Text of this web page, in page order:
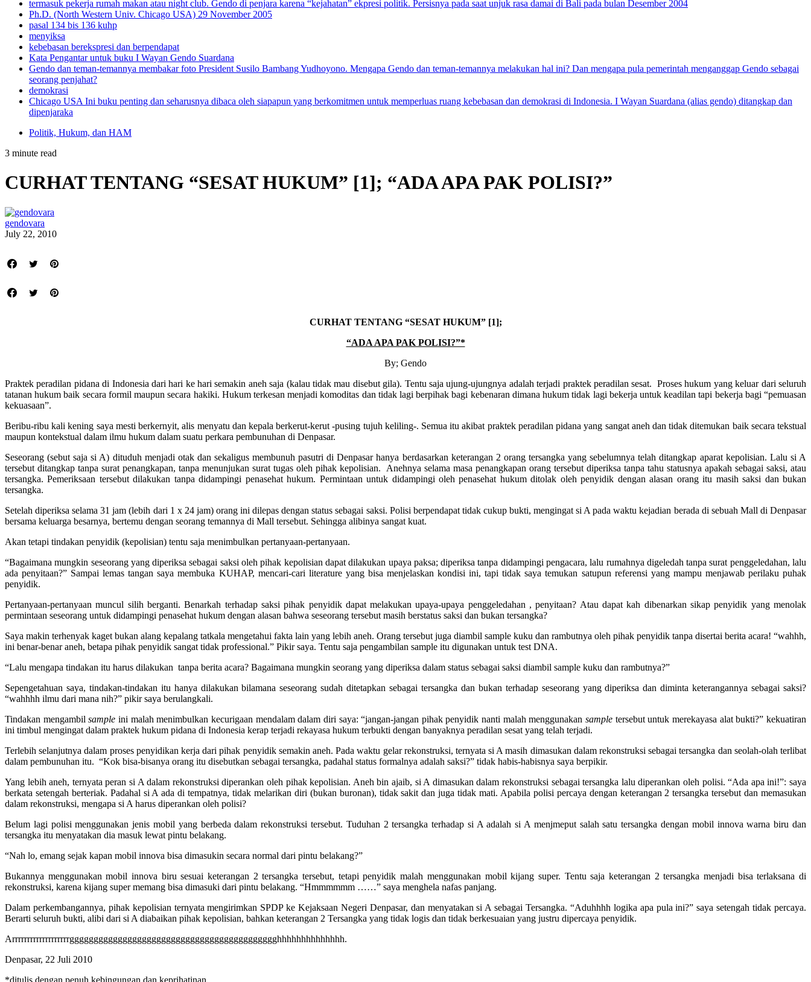
termasuk pekerja rumah makan atau night club. Gendo di penjara karena “kejahatan” ekpresi politik. Persisnya pada saat unjuk rasa damai di Bali pada bulan Desember 2004
Ph.D. (North Western Univ. Chicago USA) 29 November 2005
pasal 134 bis 136 kuhp
menyiksa
kebebasan berekspresi dan berpendapat
Kata Pengantar untuk buku I Wayan Gendo Suardana
Gendo dan teman-temannya membakar foto President Susilo Bambang Yudhoyono. Mengapa Gendo dan teman-temannya melakukan hal ini? Dan mengapa pula pemerintah menganggap Gendo sebagai
seorang penjahat?
demokrasi
Chicago USA Ini buku penting dan seharusnya dibaca oleh siapapun yang berkomitmen untuk memperluas ruang kebebasan dan demokrasi di Indonesia. I Wayan Suardana (alias gendo) ditangkap dan
dipenjaraka
Politik, Hukum, dan HAM
3 minute read
CURHAT TENTANG “SESAT HUKUM” [1]; “ADA APA PAK POLISI?”
gendovara
July 22, 2010
CURHAT TENTANG “SESAT HUKUM” [1];
“ADA APA PAK POLISI?”*
By; Gendo
Praktek peradilan pidana di Indonesia dari hari ke hari semakin aneh saja (kalau tidak mau disebut gila). Tentu saja ujung-ujungnya adalah terjadi praktek peradilan sesat. Proses hukum yang keluar dari seluruh
tatanan hukum baik secara formil maupun secara hakiki. Hukum terkesan menjadi komoditas dan tidak lagi berpihak bagi kebenaran dimana hukum tidak lagi bekerja untuk keadilan tapi bekerja bagi “pemuasan
kekuasaan”.
Beribu-ribu kali kening saya mesti berkernyit, alis menyatu dan kepala berkerut-kerut -pusing tujuh keliling-. Semua itu akibat praktek peradilan pidana yang sangat aneh dan tidak ditemukan baik secara tekstual
maupun kontekstual dalam ilmu hukum dalam suatu perkara pembunuhan di Denpasar.
Seseorang (sebut saja si A) dituduh menjadi otak dan sekaligus membunuh pasutri di Denpasar hanya berdasarkan keterangan 2 orang tersangka yang sebelumnya telah ditangkap aparat kepolisian. Lalu si A
tersebut ditangkap tanpa surat penangkapan, tanpa menunjukan surat tugas oleh pihak kepolisian. Anehnya selama masa penangkapan orang tersebut diperiksa tanpa tahu statusnya apakah sebagai saksi, atau
tersangka. Pemeriksaan tersebut dilakukan tanpa didampingi penasehat hukum. Permintaan untuk didampingi oleh penasehat hukum ditolak oleh penyidik dengan alasan orang itu masih saksi dan bukan
tersangka.
Setelah diperiksa selama 31 jam (lebih dari 1 x 24 jam) orang ini dilepas dengan status sebagai saksi. Polisi berpendapat tidak cukup bukti, mengingat si A pada waktu kejadian berada di sebuah Mall di Denpasar
bersama keluarga besarnya, bertemu dengan seorang temannya di Mall tersebut. Sehingga alibinya sangat kuat.
Akan tetapi tindakan penyidik (kepolisian) tentu saja menimbulkan pertanyaan-pertanyaan.
“Bagaimana mungkin seseorang yang diperiksa sebagai saksi oleh pihak kepolisian dapat dilakukan upaya paksa; diperiksa tanpa didampingi pengacara, lalu rumahnya digeledah tanpa surat penggeledahan, lalu
ada penyitaan?” Sampai lemas tangan saya membuka KUHAP, mencari-cari literature yang bisa menjelaskan kondisi ini, tapi tidak saya temukan satupun referensi yang mampu menjawab perilaku puhak
penyidik.
Pertanyaan-pertanyaan muncul silih berganti. Benarkah terhadap saksi pihak penyidik dapat melakukan upaya-upaya penggeledahan , penyitaan? Atau dapat kah dibenarkan sikap penyidik yang menolak
permintaan seseorang untuk didampingi penasehat hukum dengan alasan bahwa seseorang tersebut masih berstatus saksi dan bukan tersangka?
Saya makin terhenyak kaget bukan alang kepalang tatkala mengetahui fakta lain yang lebih aneh. Orang tersebut juga diambil sample kuku dan rambutnya oleh pihak penyidik tanpa disertai berita acara! “wahhh,
ini benar-benar aneh, betapa pihak penyidik sangat tidak professional.” Pikir saya. Tentu saja pengambilan sample itu digunakan untuk test DNA.
“Lalu mengapa tindakan itu harus dilakukan tanpa berita acara? Bagaimana mungkin seorang yang diperiksa dalam status sebagai saksi diambil sample kuku dan rambutnya?”
Sepengetahuan saya, tindakan-tindakan itu hanya dilakukan bilamana seseorang sudah ditetapkan sebagai tersangka dan bukan terhadap seseorang yang diperiksa dan diminta keterangannya sebagai saksi?
“wahhhh ilmu dari mana nih?” pikir saya berulangkali.
Tindakan mengambilsample ini malah menimbulkan kecurigaan mendalam dalam diri saya: “jangan-jangan pihak penyidik nanti malah menggunakansample tersebut untuk merekayasa alat bukti?” kekuatiran
ini timbul mengingat dalam praktek hukum pidana di Indonesia kerap terjadi rekayasa hukum terbukti dengan banyaknya peradilan sesat yang telah terjadi.
Terlebih selanjutnya dalam proses penyidikan kerja dari pihak penyidik semakin aneh. Pada waktu gelar rekonstruksi, ternyata si A masih dimasukan dalam rekonstruksi sebagai tersangka dan seolah-olah terlibat
dalam pembunuhan itu. “Kok bisa-bisanya orang itu disebutkan sebagai tersangka, padahal status formalnya adalah saksi?” tidak habis-habisnya saya berpikir.
Yang lebih aneh, ternyata peran si A dalam rekonstruksi diperankan oleh pihak kepolisian. Aneh bin ajaib, si A dimasukan dalam rekonstruksi sebagai tersangka lalu diperankan oleh polisi. “Ada apa ini!”: saya
berkata setengah berteriak. Padahal si A ada di tempatnya, tidak melarikan diri (bukan buronan), tidak sakit dan juga tidak mati. Apabila polisi percaya dengan keterangan 2 tersangka tersebut dan memasukan
dalam rekonstruksi, mengapa si A harus diperankan oleh polisi?
Belum lagi polisi menggunakan jenis mobil yang berbeda dalam rekonstruksi tersebut. Tuduhan 2 tersangka terhadap si A adalah si A menjmeput salah satu tersangka dengan mobil innova warna biru dan
tersangka itu menyatakan dia masuk lewat pintu belakang.
“Nah lo, emang sejak kapan mobil innova bisa dimasukin secara normal dari pintu belakang?”
Bukannya menggunakan mobil innova biru sesuai keterangan 2 tersangka tersebut, tetapi penyidik malah menggunakan mobil kijang super. Tentu saja keterangan 2 tersangka menjadi bisa terlaksana di
rekonstruksi, karena kijang super memang bisa dimasuki dari pintu belakang. “Hmmmmmm ……” saya menghela nafas panjang.
Dalam perkembangannya, pihak kepolisian ternyata mengirimkan SPDP ke Kejaksaan Negeri Denpasar, dan menyatakan si A sebagai Tersangka. “Aduhhhh logika apa pula ini?” saya setengah tidak percaya.
Berarti seluruh bukti, alibi dari si A diabaikan pihak kepolisian, bahkan keterangan 2 Tersangka yang tidak logis dan tidak berkesuaian yang justru dipercaya penyidik.
Arrrrrrrrrrrrrrrrrrrggggggggggggggggggggggggggggggggggggggggggghhhhhhhhhhhhhh.
Denpasar, 22 Juli 2010
*ditulis dengan penuh kebingungan dan keprihatinan